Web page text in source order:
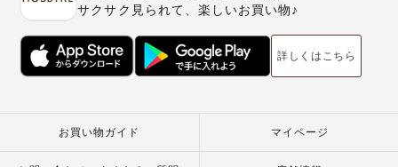
サクサク見られて、楽しいお買い物♪
詳しくはこちら
お買い物ガイド マイページ